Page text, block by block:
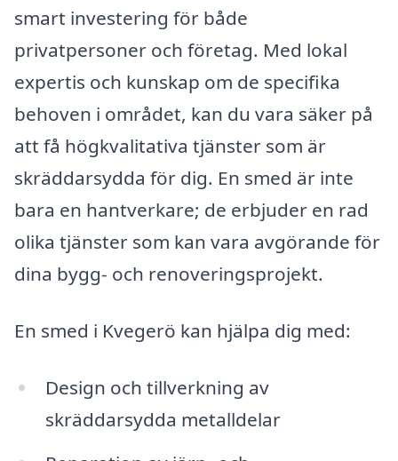
smart investering för både
privatpersoner och företag. Med lokal
expertis och kunskap om de specifika
behoven i området, kan du vara säker på
att få högkvalitativa tjänster som är
skräddarsydda för dig. En smed är inte
bara en hantverkare; de erbjuder en rad
olika tjänster som kan vara avgörande för
dina bygg- och renoveringsprojekt.
En smed i Kvegerö kan hjälpa dig med:
Design och tillverkning av
skräddarsydda metalldelar